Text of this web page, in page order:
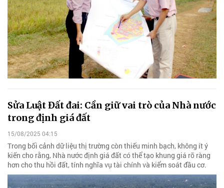
Sửa Luật Đất đai: Cần giữ vai trò của Nhà nước
trong định giá đất
15/08/2025 04:15
Trong bối cảnh dữ liệu thị trường còn thiếu minh bạch, không ít ý
kiến cho rằng, Nhà nước định giá đất có thể tạo khung giá rõ ràng
hơn cho thu hồi đất, tính nghĩa vụ tài chính và kiểm soát đầu cơ.